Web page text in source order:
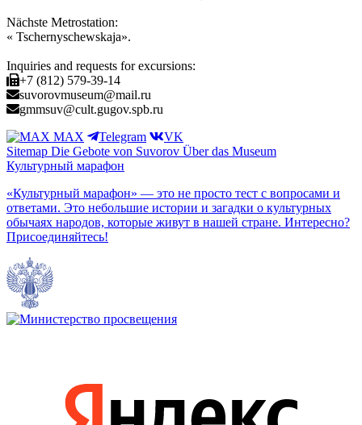
Nächste Metrostation:
« Tschernyschewskaja».
Inquiries and requests for excursions:
+7 (812) 579-39-14
suvorovmuseum@mail.ru
gmmsuv@cult.gugov.spb.ru
MAX
Telegram
VK
Sitemap Die Gebote von Suvorov Über das Museum
Культурный марафон
«Культурный марафон» — это не просто тест с вопросами и
ответами. Это небольшие истории и загадки о культурных
обычаях народов, которые живут в нашей стране. Интересно?
Присоединяйтесь!